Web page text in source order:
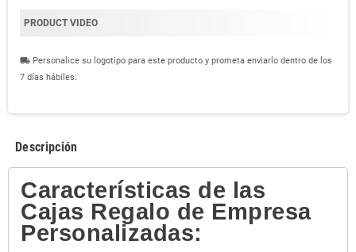
PRODUCT VIDEO
local_shipping Personalice su logotipo para este producto y prometa enviarlo dentro de los
7 días hábiles.
Descripción
Características de las
Cajas Regalo de Empresa
Personalizadas: